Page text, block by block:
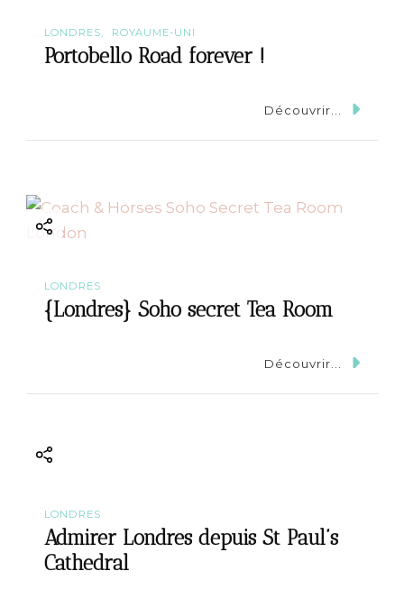
n
LONDRES ROYAUME-UNI
Portobello Road forever !
Découvrir...
LONDRES
{Londres} Soho secret Tea Room
Découvrir...
LONDRES
Admirer Londres depuis St Paul’s
Cathedral